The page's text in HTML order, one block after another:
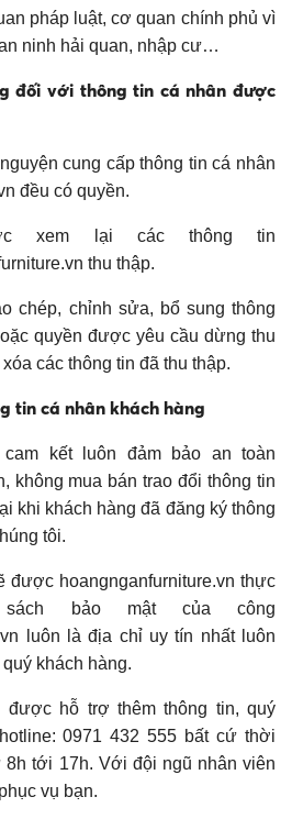
pháp luật, cơ quan chính phủ vì
ninh hải quan, nhập cư…
đối với thông tin cá nhân được
cung cấp thông tin cá nhân
đều có quyền.
xem lại các thông tin
thu thập.
chép, chỉnh sửa, bổ sung thông
quyền được yêu cầu dừng thu
các thông tin đã thu thập.
tin cá nhân khách hàng
cam kết luôn đảm bảo an toàn
không mua bán trao đổi thông tin
khi khách hàng đã đăng ký thông
tôi.
được hoangnganfurniture.vn thực
bảo mật của công
luôn là địa chỉ uy tín nhất luôn
khách hàng.
được hỗ trợ thêm thông tin, quý
0971 432 555 bất cứ thời
8h tới 17h. Với đội ngũ nhân viên
vụ bạn.